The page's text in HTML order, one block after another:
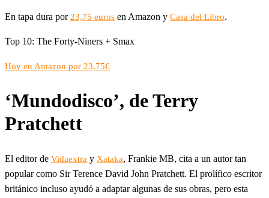
En tapa dura por 23,75 euros en Amazon y Casa del Libro.
Top 10: The Forty-Niners + Smax
Hoy en Amazon por 23,75€
‘Mundodisco’, de Terry
Pratchett
El editor de Vidaextra y Xataka, Frankie MB, cita a un autor tan
popular como Sir Terence David John Pratchett. El prolífico escritor
británico incluso ayudó a adaptar algunas de sus obras, pero esta